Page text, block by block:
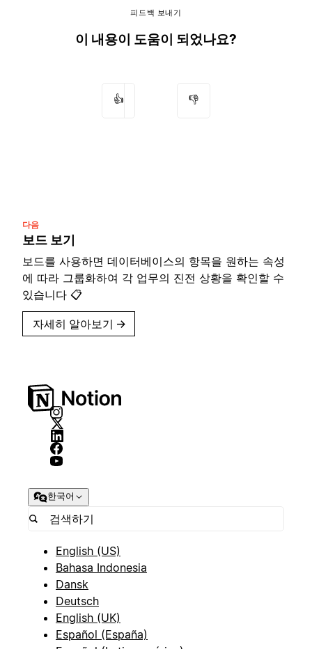
피드백 보내기
이 내용이 도움이 되었나요?
👍 👎
다음
보드 보기
보드를 사용하면 데이터베이스의 항목을 원하는 속성
에 따라 그룹화하여 각 업무의 진전 상황을 확인할 수
있습니다 📋
자세히 알아보기 →
한국어
English (US)
Bahasa Indonesia
Dansk
Deutsch
English (UK)
Español (España)